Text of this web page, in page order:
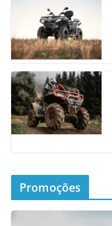
Promoções